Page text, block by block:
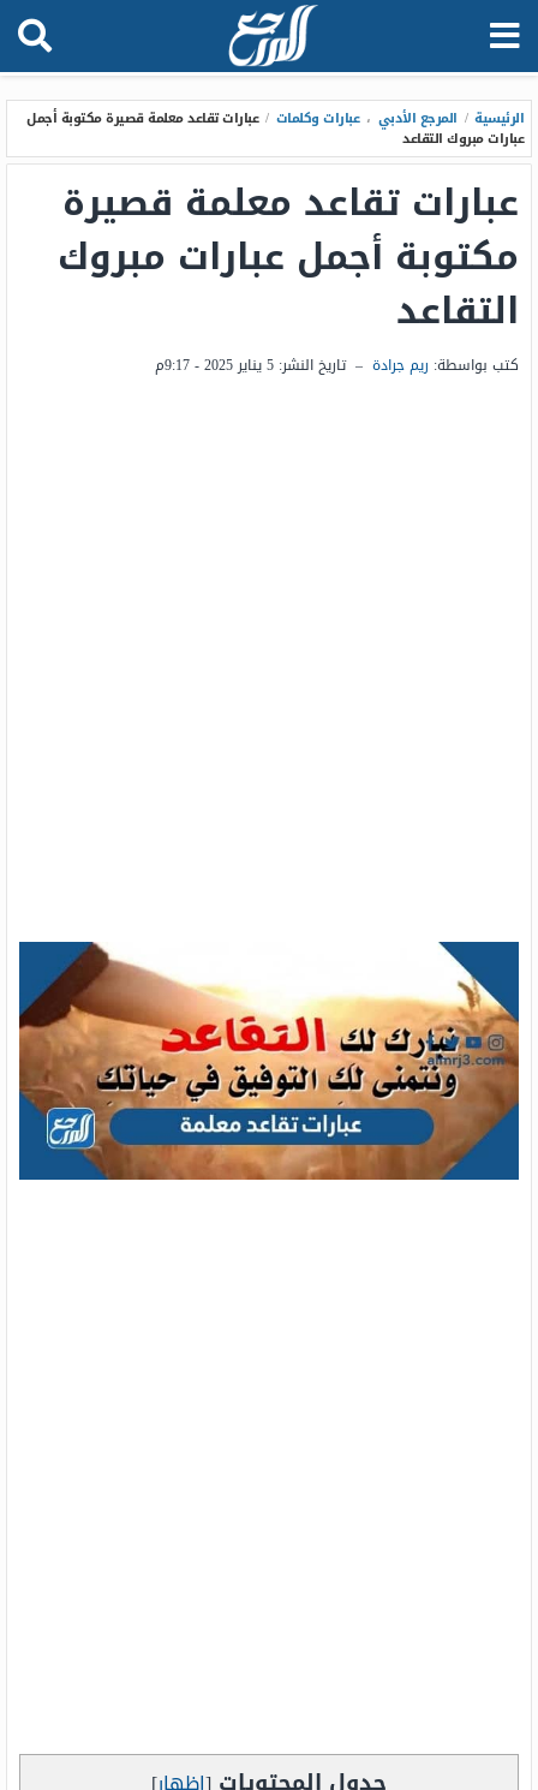
الرئيسية / المرجع الأدبي ، عبارات وكلمات / عبارات تقاعد معلمة قصيرة مكتوبة أجمل
عبارات مبروك التقاعد
عبارات تقاعد معلمة قصيرة
مكتوبة أجمل عبارات مبروك
التقاعد
كتب بواسطة: ريم جرادة – تاريخ النشر: 5 يناير 2025 - 9:17م